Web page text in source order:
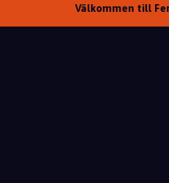
Välkommen till